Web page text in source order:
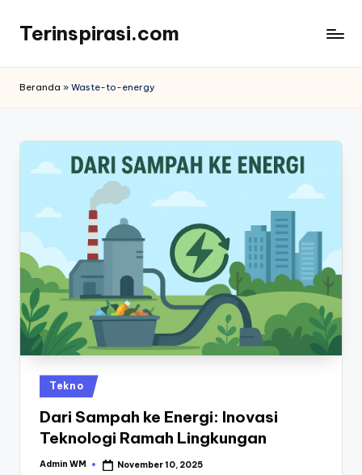
content
Terinspirasi.com
Terkini
Beranda » Waste-to-energy
Posted
in
Tekno
Dari Sampah ke Energi: Inovasi
Teknologi Ramah Lingkungan
Posted
Admin WM November 10, 2025